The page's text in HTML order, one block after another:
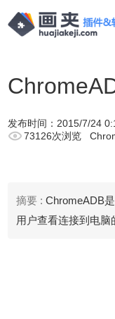
发布时间： 2015/7/24
73126次浏览
摘要 : ChromeADB
用户查看连接到电脑